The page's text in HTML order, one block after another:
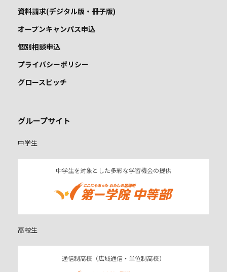
資料請求(デジタル版・冊子版)
オープンキャンパス申込
個別相談申込
プライバシーポリシー
グロースピッチ
グループサイト
中学生
中学生を対象とした多彩な学習機会の提供
高校生
通信制高校（広域通信・単位制高校）